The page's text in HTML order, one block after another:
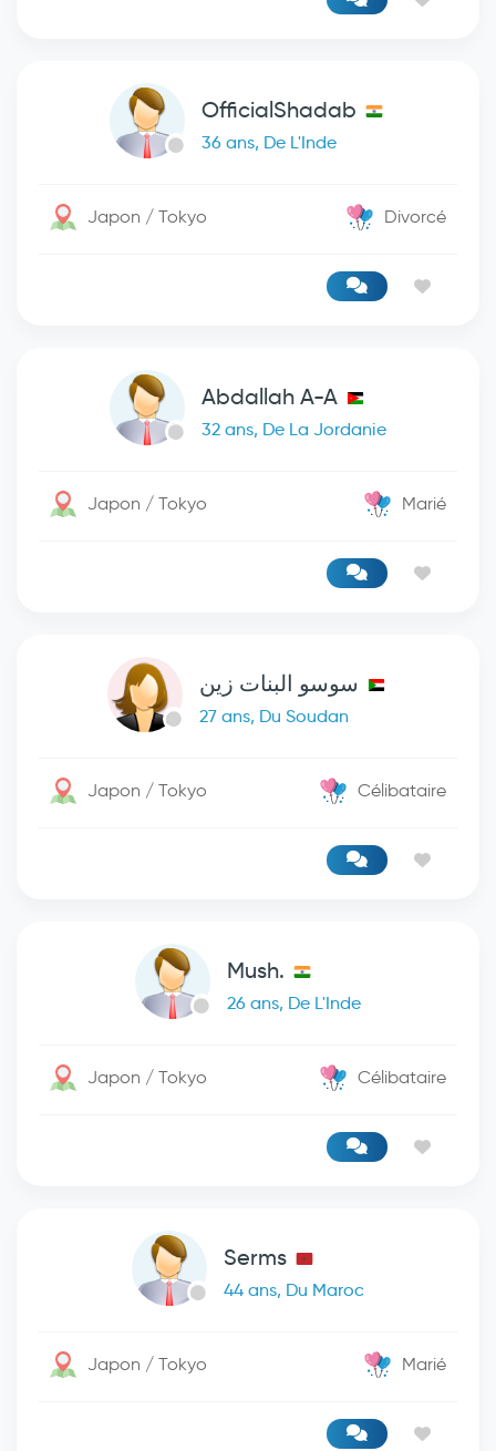
OfficialShadab
36 ans, De L'Inde
Japon / Tokyo Divorcé
Abdallah A-A
32 ans, De La Jordanie
Japon / Tokyo Marié
سوسو البنات زين
27 ans, Du Soudan
Japon / Tokyo Célibataire
Mush.
26 ans, De L'Inde
Japon / Tokyo Célibataire
Serms
44 ans, Du Maroc
Japon / Tokyo Marié